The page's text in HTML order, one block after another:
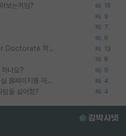
보는거임? 19
9
7
6
우리나라도 학구 열풍보면 Higher Doctorate 학위가 필요하다고 봅니다. 13
6
나요? 9
카이스트 교수님들 중에서도 연구실 홈페이지를 마련 안 하신 분들이 계시던데 4
람을 싫어함? 4